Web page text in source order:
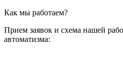
Как мы работаем?
Прием заявок и схема нашей
автоматизма: